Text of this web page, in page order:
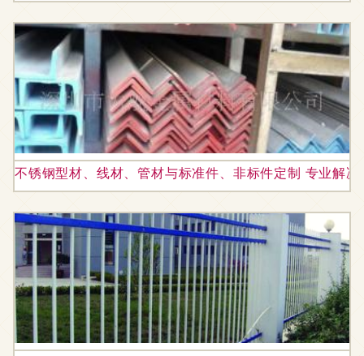
不锈钢型材、线材、管材与标准件、非标件定制 专业解